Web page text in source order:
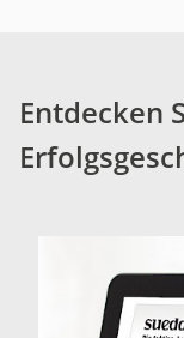
Entdecken